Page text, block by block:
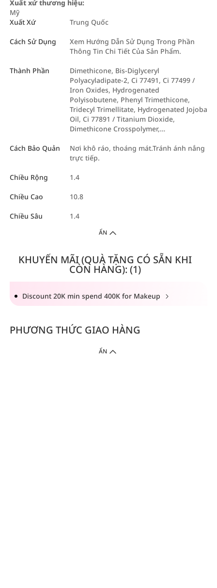
Xuất xứ thương hiệu:
Mỹ
Xuất Xứ
Trung Quốc
Cách Sử Dụng
Xem Hướng Dẫn Sử Dụng Trong Phần
Thông Tin Chi Tiết Của Sản Phẩm.
Thành Phần
Dimethicone, Bis-Diglyceryl
Polyacyladipate-2, Ci 77491, Ci 77499 /
Iron Oxides, Hydrogenated
Polyisobutene, Phenyl Trimethicone,
Tridecyl Trimellitate, Hydrogenated Jojoba
Oil, Ci 77891 / Titanium Dioxide,
Dimethicone Crosspolymer,…
Cách Bảo Quản
Nơi khô ráo, thoáng mát.Tránh ánh nắng
trực tiếp.
Chiều Rộng 1.4
Chiều Cao 10.8
Chiều Sâu 1.4
ẨN
KHUYẾN MÃI (QUÀ TẶNG CÓ SẴN KHI
CÒN HÀNG): (1)
Discount 20K min spend 400K for Makeup
PHƯƠNG THỨC GIAO HÀNG
ẨN